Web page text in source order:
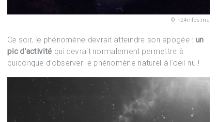
h24infos.ma
Ce soir, le phénomène devrait atteindre son apogée : un
pic d’activité qui devrait normalement permettre à
quiconque d’observer le phénomène naturel à l’oeil nu !